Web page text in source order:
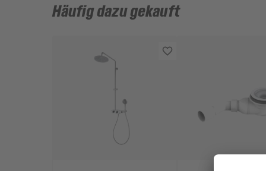
Häufig dazu gekauft